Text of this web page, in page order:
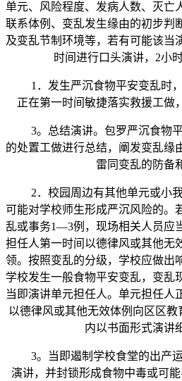
单元、风险程度、发病人数、灭亡
联系体例、变乱发生缘由的初步判
及变乱节制环境等，若有可能该当
时间进行口头演讲，2小
1．发生严沉食物平安变乱时，
正在第一时间敏捷落实救援工做
3。总结演讲。包罗严沉食物平
的处置工做进行总结，阐发变乱缘
雷同变乱的防备
2．校园周边有其他单元或小我
可能对学校师生形成严沉风险的。
乱或事务1—3例，现场相关人员应
担任人第一时间以德律风或其他无
领。按照变乱的分级，学校应做出
学校发生一般食物平安变乱，变乱
当即演讲单元担任人。单元担任人
以德律风或其他无效体例向区区
内以书面形式演讲
3。当即遏制学校食堂的出产运
演讲，并封锁形成食物中毒或可